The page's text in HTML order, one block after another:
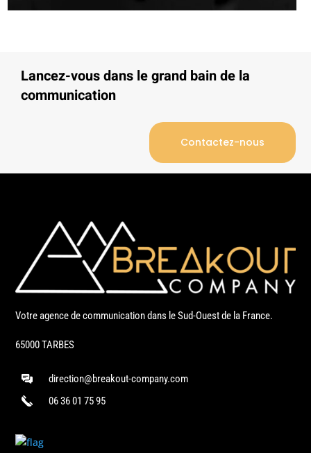
Lancez-vous dans le grand bain de la
communication
Contactez-nous
Votre agence de communication dans le Sud-Ouest de la France.
65000 TARBES
direction@breakout-company.com
06 36 01 75 95